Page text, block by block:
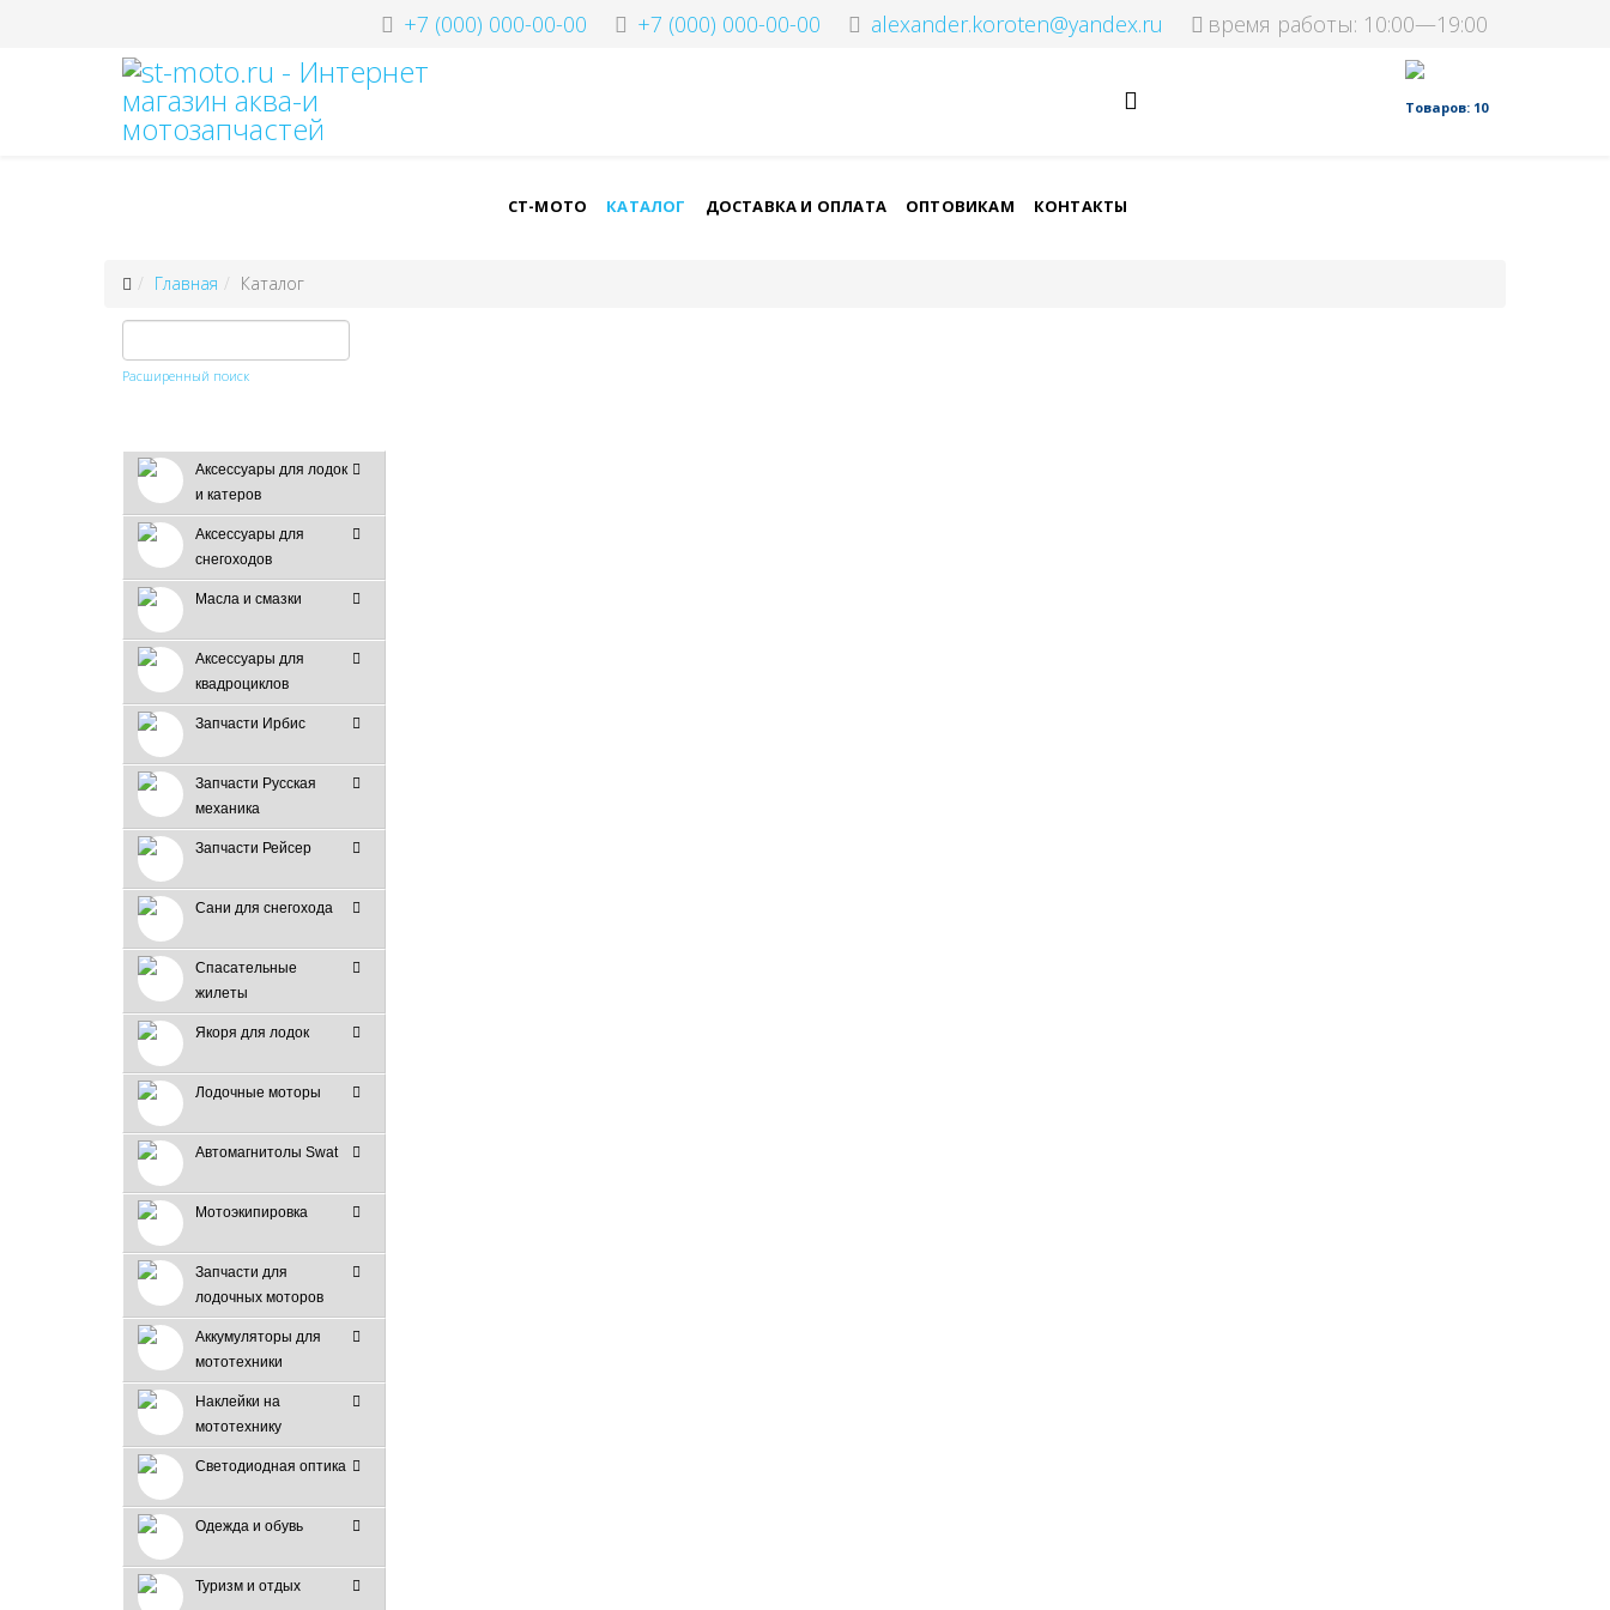
+7 (000) 000-00-00 +7 (000) 000-00-00 alexander.koroten@yandex.ru время работы: 10:00—19:00
СТ-МОТО КАТАЛОГ ДОСТАВКА И ОПЛАТА ОПТОВИКАМ КОНТАКТЫ
Товаров: 10
Главная Каталог
Расширенный поиск
Аксессуары для лодок
и катеров
Аксессуары для
снегоходов
Масла и смазки
Аксессуары для
квадроциклов
Запчасти Ирбис
Запчасти Русская
механика
Запчасти Рейсер
Сани для снегохода
Спасательные
жилеты
Якоря для лодок
Лодочные моторы
Автомагнитолы Swat
Мотоэкипировка
Запчасти для
лодочных моторов
Аккумуляторы для
мототехники
Наклейки на
мототехнику
Светодиодная оптика
Одежда и обувь
Туризм и отдых